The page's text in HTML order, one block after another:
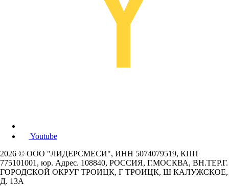
Youtube
2026 © ООО "ЛИДЕРСМЕСИ", ИНН 5074079519, КПП
775101001, юр. Адрес. 108840, РОССИЯ, Г.МОСКВА, ВН.ТЕР.Г.
ГОРОДСКОЙ ОКРУГ ТРОИЦК, Г ТРОИЦК, Ш КАЛУЖСКОЕ,
Д. 13А